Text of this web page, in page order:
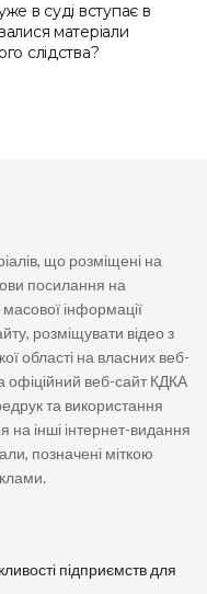
в суді вступає в
матеріали
слідства?
що розміщені на
посилання на
інформації
розміщувати відео з
області на власних веб-
офіційний веб-сайт КДКА
та використання
на інші інтернет-видання
позначені міткою
підприємств для